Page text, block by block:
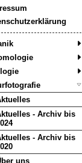
- Archiv bis
- Archiv bis
uns